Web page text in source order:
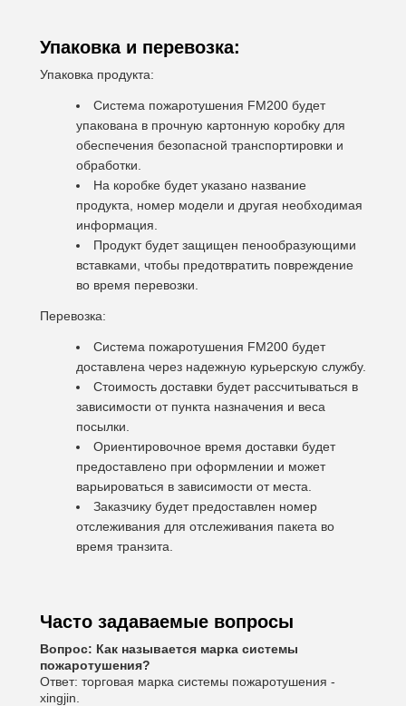
Упаковка и перевозка:
Упаковка продукта:
Система пожаротушения FM200 будет
упакована в прочную картонную коробку для
обеспечения безопасной транспортировки и
обработки.
На коробке будет указано название
продукта, номер модели и другая необходимая
информация.
Продукт будет защищен пенообразующими
вставками, чтобы предотвратить повреждение
во время перевозки.
Перевозка:
Система пожаротушения FM200 будет
доставлена через надежную курьерскую службу.
Стоимость доставки будет рассчитываться в
зависимости от пункта назначения и веса
посылки.
Ориентировочное время доставки будет
предоставлено при оформлении и может
варьироваться в зависимости от места.
Заказчику будет предоставлен номер
отслеживания для отслеживания пакета во
время транзита.
Часто задаваемые вопросы
Вопрос: Как называется марка системы
пожаротушения?
Ответ: торговая марка системы пожаротушения -
xingjin.